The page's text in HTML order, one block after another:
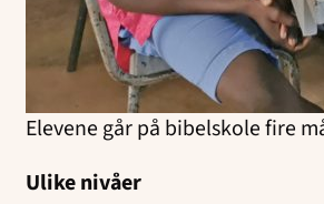
Elevene går på bibelskole fire
Ulike nivåer